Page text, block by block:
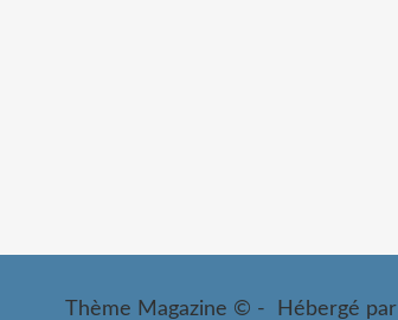
Thème Magazine © - Hébergé par